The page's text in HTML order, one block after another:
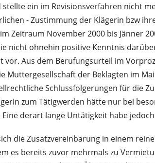
ein im Revisionsverfahren nicht
- Zustimmung der Klägerin bzw
Zeitraum November 2000 bis Jänner
nicht ohnehin positive Kenntnis
Aus dem Berufungsurteil im
Muttergesellschaft der Beklagten im
Schlussfolgerungen für die
zum Tätigwerden hätte nur bei
derart lange Untätigkeit habe
die Zusatzvereinbarung in einem
es bereits zuvor mehrmals zu